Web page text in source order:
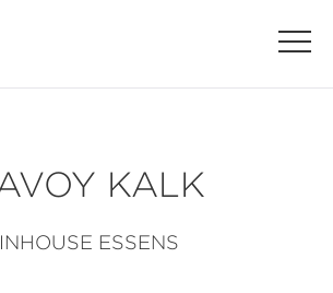
KALK
INHOUSE ESSENS